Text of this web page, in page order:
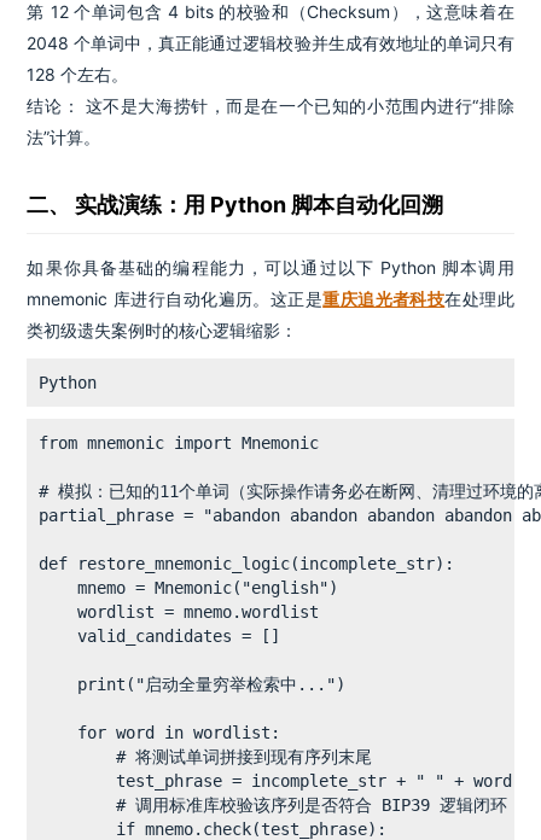
第 12 个单词包含 4 bits 的校验和（Checksum），这意味着在
2048 个单词中，真正能通过逻辑校验并生成有效地址的单词只有
128 个左右。
结论： 这不是大海捞针，而是在一个已知的小范围内进行“排除
法”计算。
二、 实战演练：用 Python 脚本自动化回溯
如果你具备基础的编程能力，可以通过以下 Python 脚本调用
mnemonic 库进行自动化遍历。这正是重庆追光者科技在处理此
类初级遗失案例时的核心逻辑缩影：
Python
from mnemonic import Mnemonic
# 模拟：已知的11个单词（实际操作请务必在断网、清理过环境的
partial_phrase = "abandon abandon abandon abandon
def restore_mnemonic_logic(incomplete_str):
mnemo = Mnemonic("english")
wordlist = mnemo.wordlist
valid_candidates = []
print("启动全量穷举检索中...")
for word in wordlist:
# 将测试单词拼接到现有序列末尾
test_phrase = incomplete_str + " " + word
# 调用标准库校验该序列是否符合 BIP39 逻辑闭环
if mnemo.check(test_phrase):